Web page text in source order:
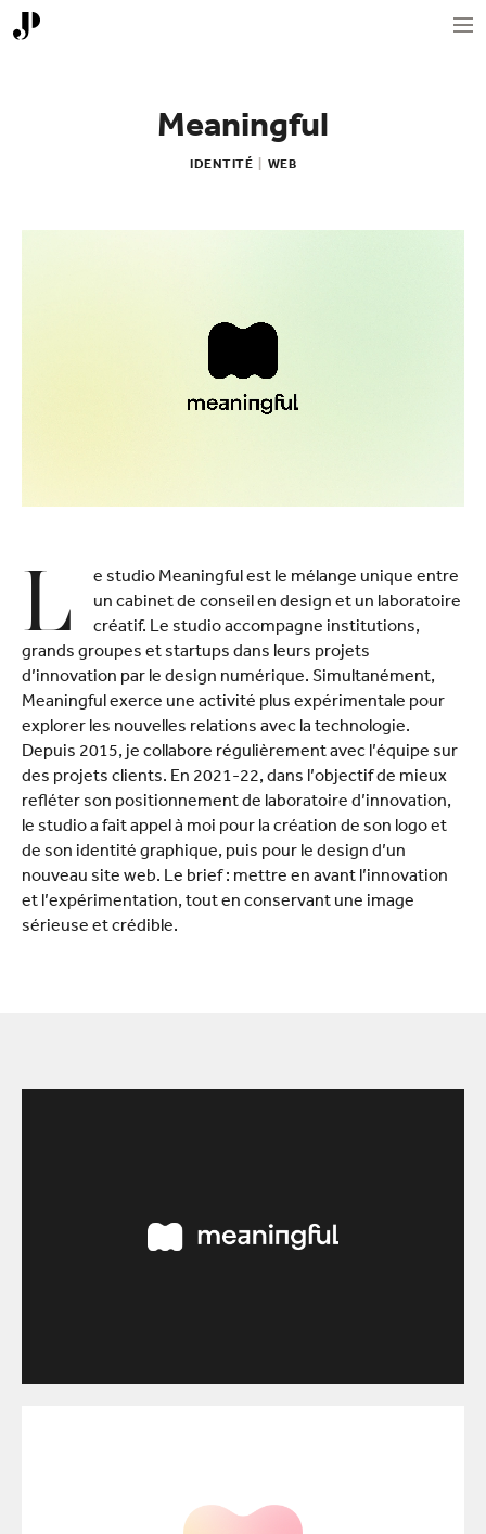
Meaningful
IDENTITÉ WEB
L
e studio Meaningful est le mélange unique entre
un cabinet de conseil en design et un laboratoire
créatif. Le studio accompagne institutions,
grands groupes et startups dans leurs projets
d’innovation par le design numérique. Simultanément,
Meaningful exerce une activité plus expérimentale pour
explorer les nouvelles relations avec la technologie.
Depuis 2015, je collabore régulièrement avec l’équipe sur
des projets clients. En 2021-22, dans l’objectif de mieux
refléter son positionnement de laboratoire d’innovation,
le studio a fait appel à moi pour la création de son logo et
de son identité graphique, puis pour le design d’un
nouveau site web. Le brief : mettre en avant l’innovation
et l’expérimentation, tout en conservant une image
sérieuse et crédible.